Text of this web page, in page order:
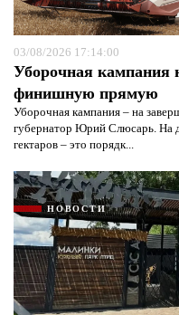
03/08/2026 17:14:00
Уборочная кампания
финишную прямую
Уборочная кампания – на
губернатор Юрий Слюсарь. На
гектаров – это порядк...
НОВОСТИ